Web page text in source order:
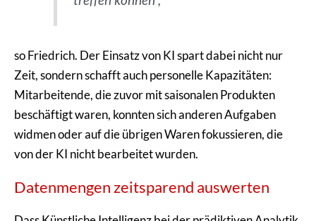
so Friedrich. Der Einsatz von KI spart dabei nicht nur
Zeit, sondern schafft auch personelle Kapazitäten:
Mitarbeitende, die zuvor mit saisonalen Produkten
beschäftigt waren, konnten sich anderen Aufgaben
widmen oder auf die übrigen Waren fokussieren, die
von der KI nicht bearbeitet wurden.
Datenmengen zeitsparend auswerten